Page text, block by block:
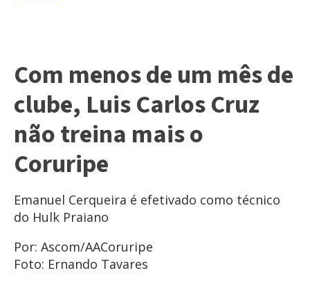
Com menos de um mês de
clube, Luis Carlos Cruz
não treina mais o
Coruripe
Emanuel Cerqueira é efetivado como técnico
do Hulk Praiano
Por: Ascom/AACoruripe
Foto: Ernando Tavares